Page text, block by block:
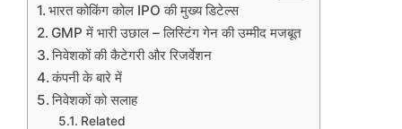
भारत कोकिंग कोल IPO की मुख्य डिटेल्स
GMP में भारी उछाल – लिस्टिंग गेन की उम्मीद मजबूत
निवेशकों की कैटेगरी और रिजर्वेशन
कंपनी के बारे में
निवेशकों को सलाह
Related